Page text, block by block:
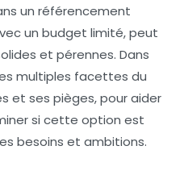
un référencement
un budget limité, peut
et pérennes. Dans
multiples facettes du
et ses pièges, pour aider
si cette option est
besoins et ambitions.